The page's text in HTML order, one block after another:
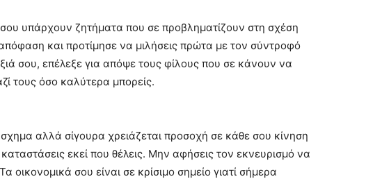
σου υπάρχουν ζητήματα που σε προβληματίζουν στη σχέση
και προτίμησε να μιλήσεις πρώτα με τον σύντροφό
σου, επέλεξε για απόψε τους φίλους που σε κάνουν να
τους όσο καλύτερα μπορείς.
αλλά σίγουρα χρειάζεται προσοχή σε κάθε σου κίνηση
καταστάσεις εκεί που θέλεις. Μην αφήσεις τον εκνευρισμό να
οικονομικά σου είναι σε κρίσιμο σημείο γιατί σήμερα